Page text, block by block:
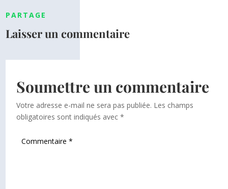
PARTAGE
Laisser un commentaire
Soumettre un commentaire
Votre adresse e-mail ne sera pas publiée. Les champs
obligatoires sont indiqués avec*